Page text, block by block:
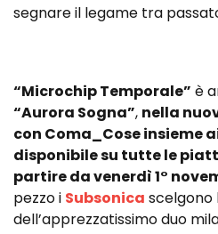
segnare il legame tra
“Microchip Temporale” è
“Aurora Sogna”, nella
con Coma_Cose insieme
disponibile su tutte le
partire da venerdì 1°
pezzo i Subsonica scelgono
dell’apprezzatissimo duo